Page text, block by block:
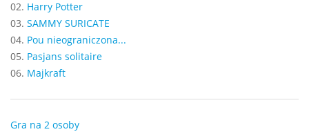
02. Harry Potter
03. SAMMY SURICATE
04. Pou nieograniczona...
05. Pasjans solitaire
06. Majkraft
Gra na 2 osoby